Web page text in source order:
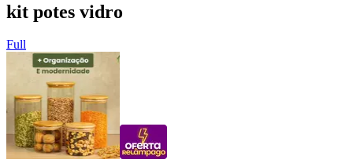
kit potes vidro
Full